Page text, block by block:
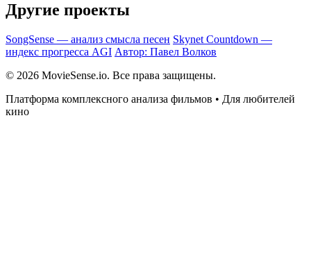
Другие проекты
SongSense — анализ смысла песен Skynet Countdown —
индекс прогресса AGI Автор: Павел Волков
© 2026 MovieSense.io. Все права защищены.
Платформа комплексного анализа фильмов • Для любителей
кино